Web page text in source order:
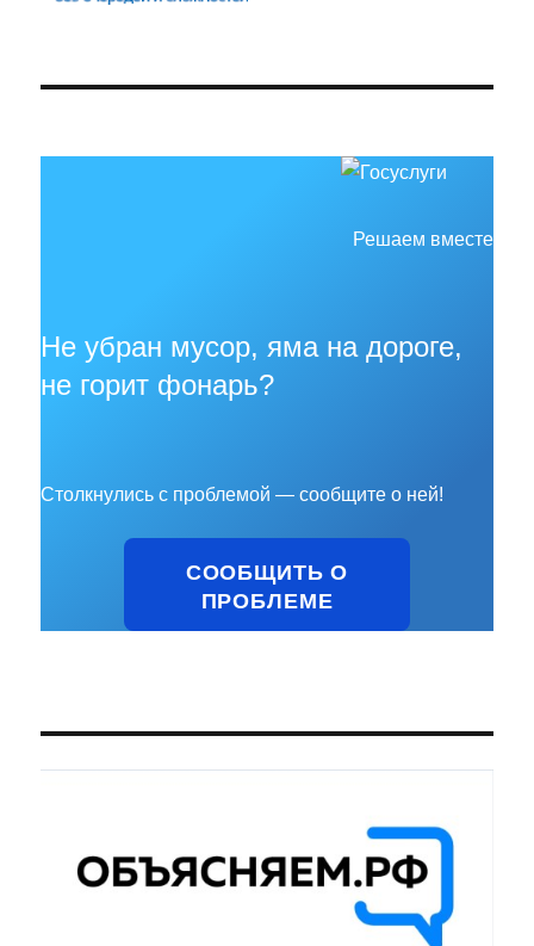
Решаем вместе
Не убран мусор, яма на дороге,
не горит фонарь?
Столкнулись с проблемой — сообщите о ней!
СООБЩИТЬ О
ПРОБЛЕМЕ